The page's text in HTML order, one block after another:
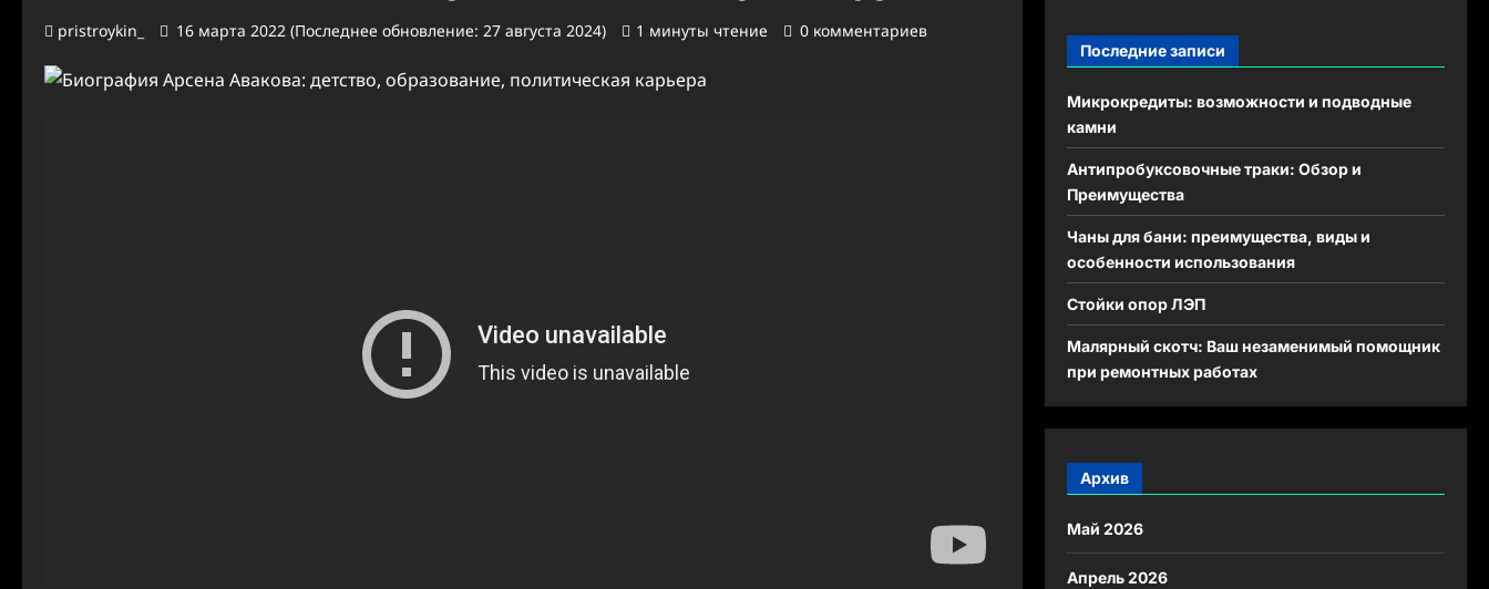
pristroykin_ 16 марта 2022 (Последнее обновление: 27 августа 2024) 1 минуты чтение 0 комментариев
Последние записи
Микрокредиты: возможности и подводные
камни
Антипробуксовочные траки: Обзор и
Преимущества
Чаны для бани: преимущества, виды и
особенности использования
Стойки опор ЛЭП
Малярный скотч: Ваш незаменимый помощник
при ремонтных работах
Архив
Май 2026
Апрель 2026